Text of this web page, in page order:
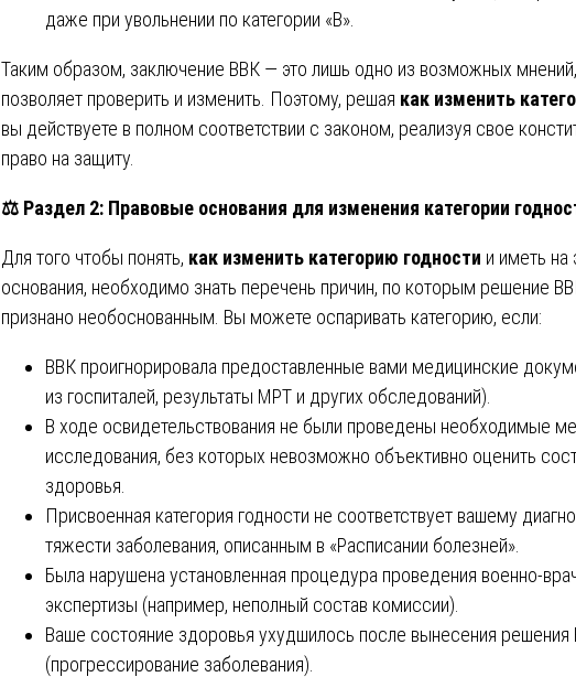
даже при увольнении по категории «В».
Таким образом, заключение ВВК — это лишь одно из возможных
позволяет проверить и изменить. Поэтому, решая как изменить
вы действуете в полном соответствии с законом, реализуя свое
право на защиту.
⚖️ Раздел 2: Правовые основания для изменения категории
Для того чтобы понять, как изменить категорию годности и иметь на
основания, необходимо знать перечень причин, по которым решение
признано необоснованным. Вы можете оспаривать категорию, если:
ВВК проигнорировала предоставленные вами медицинские
из госпиталей, результаты МРТ и других обследований).
В ходе освидетельствования не были проведены необходимые
исследования, без которых невозможно объективно оценить
здоровья.
Присвоенная категория годности не соответствует вашему
тяжести заболевания, описанным в «Расписании болезней».
Была нарушена установленная процедура проведения военно-
экспертизы (например, неполный состав комиссии).
Ваше состояние здоровья ухудшилось после вынесения решения
(прогрессирование заболевания).